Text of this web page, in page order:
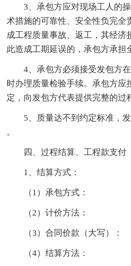
3、承包方应对现场工人的
术措施的可靠性、安全性负完全
成工程质量事故、返工，其经济
此造成工期延误的，承包方承担
4、承包方必须接受发包方
时办理质量检验手续。承包方应
定，向发包方代表提供完整的过
5、质量达不到约定标准，
。
四、过程结算、工程款支付
1、结算方式：
（1）承包方式：
（2）计价方法：
（3）合同价款（大写）：
（4）结算方法：